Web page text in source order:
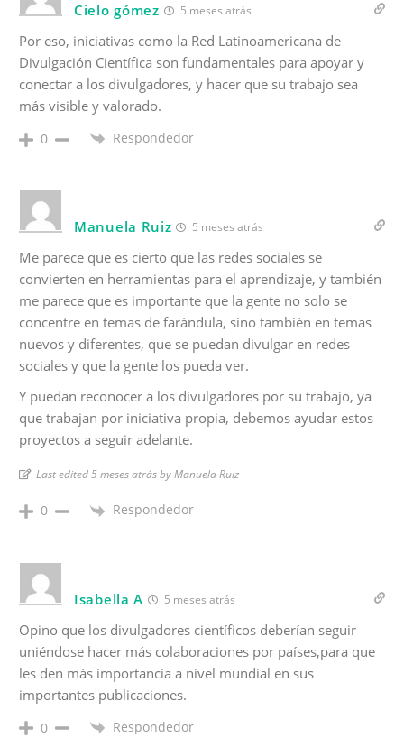
Cielo gómez 5 meses atrás
Por eso, iniciativas como la Red Latinoamericana de
Divulgación Científica son fundamentales para apoyar y
conectar a los divulgadores, y hacer que su trabajo sea
más visible y valorado.
0 Respondedor
Manuela Ruiz 5 meses atrás
Me parece que es cierto que las redes sociales se
convierten en herramientas para el aprendizaje, y también
me parece que es importante que la gente no solo se
concentre en temas de farándula, sino también en temas
nuevos y diferentes, que se puedan divulgar en redes
sociales y que la gente los pueda ver.
Y puedan reconocer a los divulgadores por su trabajo, ya
que trabajan por iniciativa propia, debemos ayudar estos
proyectos a seguir adelante.
Last edited 5 meses atrás by Manuela Ruiz
0 Respondedor
Isabella A 5 meses atrás
Opino que los divulgadores científicos deberían seguir
uniéndose hacer más colaboraciones por países,para que
les den más importancia a nivel mundial en sus
importantes publicaciones.
0 Respondedor